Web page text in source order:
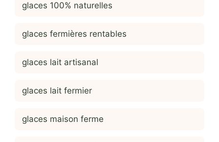
glaces 100% naturelles
glaces fermières rentables
glaces lait artisanal
glaces lait fermier
glaces maison ferme